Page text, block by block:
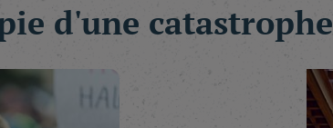
d'une catastrophe